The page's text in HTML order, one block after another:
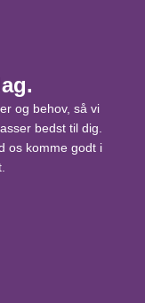
og behov, så vi
bedst til dig.
os komme godt i